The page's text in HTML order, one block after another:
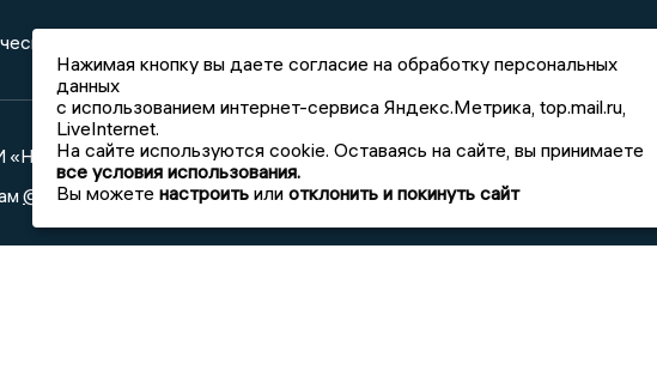
политика изданий
«Новости Липецка»
@mazovилиMAX
Нажимая кнопку вы даете согласие на обработку персональных
данных
с использованием интернет-сервиса Яндекс.Метрика, top.mail.ru,
LiveInternet.
На сайте используются cookie. Оставаясь на сайте, вы принимаете
все условия использования.
Вы можете настроить или отклонить и покинуть сайт